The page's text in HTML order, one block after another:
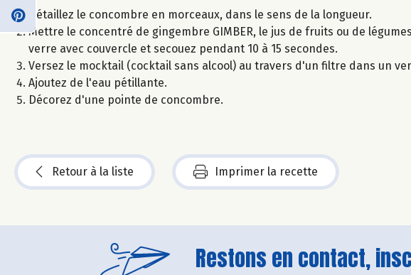
Détaillez le concombre en morceaux, dans le sens de la longueur.
Mettre le concentré de gingembre GIMBER, le jus de fruits ou de
verre avec couvercle et secouez pendant 10 à 15 secondes.
Versez le mocktail (cocktail sans alcool) au travers d'un filtre dans un
Ajoutez de l'eau pétillante.
Décorez d'une pointe de concombre.
Retour à la liste Imprimer la recette
Restons en contact,